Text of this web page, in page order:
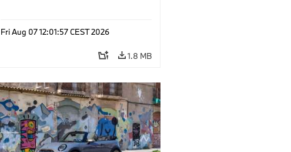
Fri Aug 07 12:01:57 CEST 2026
1.8 MB